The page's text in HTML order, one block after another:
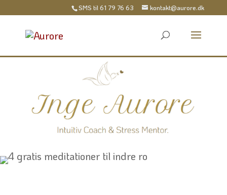
SMS til61 79 76 63 kontakt@aurore.dk